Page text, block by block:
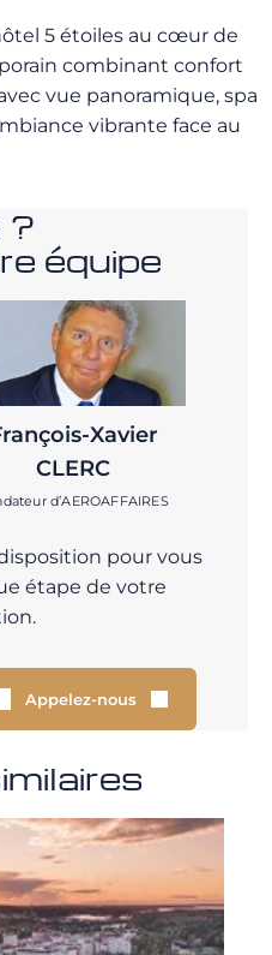
5 étoiles au cœur de
combinant confort
vue panoramique, spa
vibrante face au
?
équipe
Xavier
CLERC
d’AEROAFFAIRES
pour vous
étape de votre
Appelez-nous